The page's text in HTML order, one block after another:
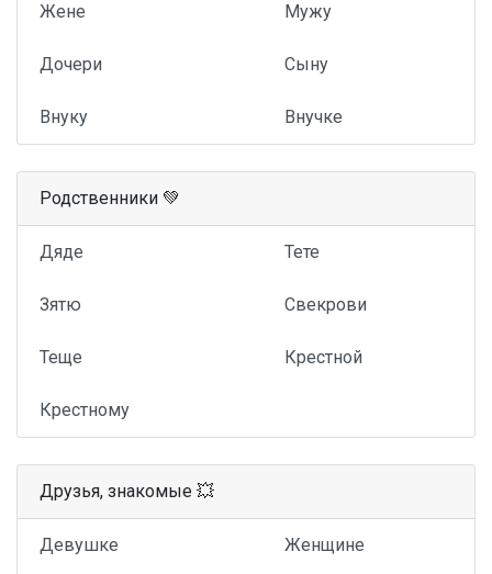
Жене Мужу
Дочери Сыну
Внуку Внучке
Родственники 💚
Дяде Тете
Зятю Свекрови
Теще Крестной
Крестному
Друзья, знакомые 💥
Девушке Женщине